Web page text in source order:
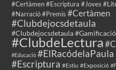
#Certàmen #Escriptura #Joves
#Narració #Premis #Certàmen
#Clubdejocsdetaula
#Clubdejocsdetaula
#ClubdeLectura
#Educació #ElRacódelaPaula
#Escriptura #Estiu #Exposició